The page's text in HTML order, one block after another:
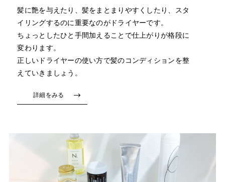
髪に艶を与えたり、髪をまとまりやすくしたり、スタ
イリングするのに重要なのがドライヤーです。
ちょっとしたひと手間加えることで仕上がりが格段に
変わります。
正しいドライヤーの使い方で髪のコンディションを整
えていきましょう。
詳細をみる